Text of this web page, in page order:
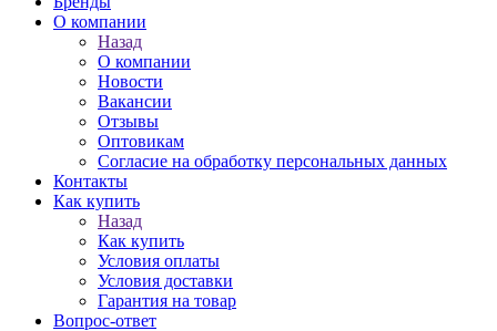
О компании
Назад
О компании
Новости
Вакансии
Отзывы
Оптовикам
Cогласие на обработку персональных данных
Контакты
Как купить
Назад
Как купить
Условия оплаты
Условия доставки
Гарантия на товар
Вопрос-ответ